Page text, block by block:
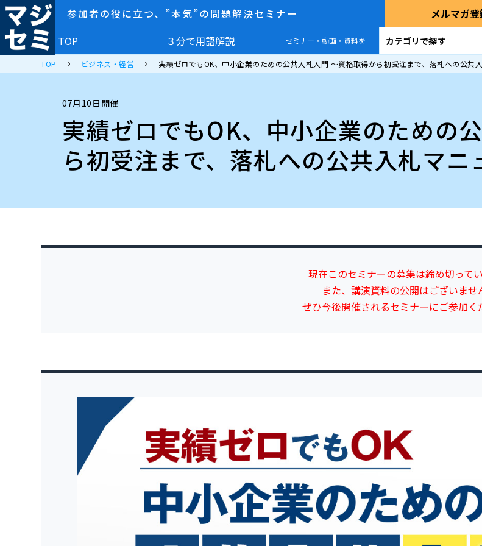
参加者の役に立つ、”本気”の問題解決セミナー メルマガ
TOP
３分で用語解説 セミナー・動画・資料を カテゴリで探す
TOP ビジネス・経営 実績ゼロでもOK、中小企業のための公共入札入門 〜資格取得から初受注まで、落札への公共
07月10日開催
実績ゼロでもOK、中小企業のための
ら初受注まで、落札への公共入札マニ
現在このセミナーの募集は締め切ってい
また、講演資料の公開はございませ
ぜひ今後開催されるセミナーにご参加く